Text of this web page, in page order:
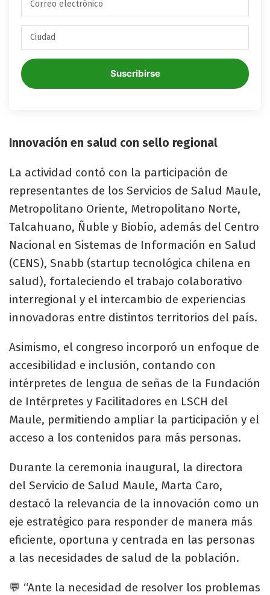
Suscribirse
Innovación en salud con sello regional
La actividad contó con la participación de
representantes de los Servicios de Salud Maule,
Metropolitano Oriente, Metropolitano Norte,
Talcahuano, Ñuble y Biobío, además del Centro
Nacional en Sistemas de Información en Salud
(CENS), Snabb (startup tecnológica chilena en
salud), fortaleciendo el trabajo colaborativo
interregional y el intercambio de experiencias
innovadoras entre distintos territorios del país.
Asimismo, el congreso incorporó un enfoque de
accesibilidad e inclusión, contando con
intérpretes de lengua de señas de la Fundación
de Intérpretes y Facilitadores en LSCH del
Maule, permitiendo ampliar la participación y el
acceso a los contenidos para más personas.
Durante la ceremonia inaugural, la directora
del Servicio de Salud Maule, Marta Caro,
destacó la relevancia de la innovación como un
eje estratégico para responder de manera más
eficiente, oportuna y centrada en las personas
a las necesidades de salud de la población.
💬 “Ante la necesidad de resolver los problemas